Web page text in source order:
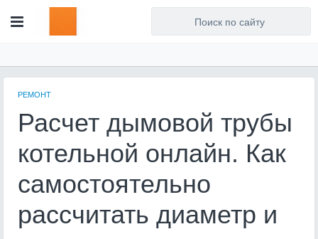
РЕМОНТ
Расчет дымовой трубы
котельной онлайн. Как
самостоятельно
рассчитать диаметр и
Для любых предложений по
сайту: artist71@cp9.ru